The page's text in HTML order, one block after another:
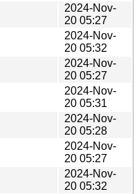
2024-Nov-
20 05:27
2024-Nov-
20 05:32
2024-Nov-
20 05:27
2024-Nov-
20 05:31
2024-Nov-
20 05:28
2024-Nov-
20 05:27
2024-Nov-
20 05:32